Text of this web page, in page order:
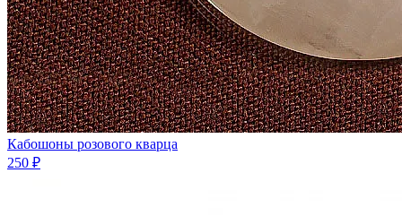
Кабошоны розового кварца
250 ₽